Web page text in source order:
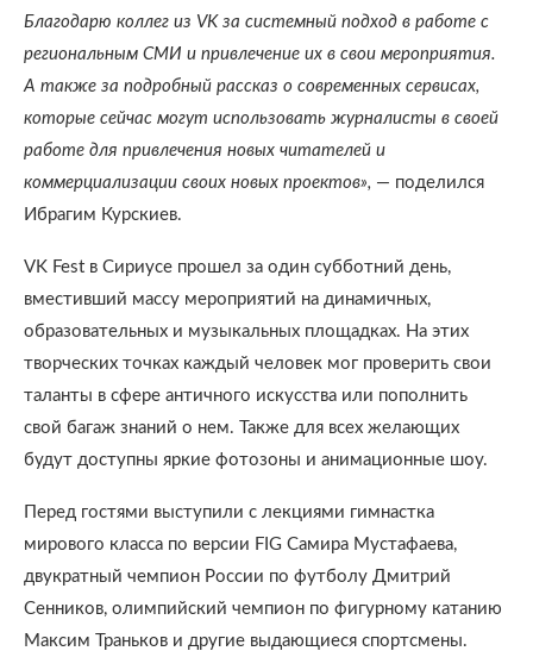
Благодарю коллег из VK за системный подход в работе с
региональным СМИ и привлечение их в свои мероприятия.
А также за подробный рассказ о современных сервисах,
которые сейчас могут использовать журналисты в своей
работе для привлечения новых читателей и
коммерциализации своих новых проектов», — поделился
Ибрагим Курскиев.
VK Fest в Сириусе прошел за один субботний день,
вместивший массу мероприятий на динамичных,
образовательных и музыкальных площадках. На этих
творческих точках каждый человек мог проверить свои
таланты в сфере античного искусства или пополнить
свой багаж знаний о нем. Также для всех желающих
будут доступны яркие фотозоны и анимационные шоу.
Перед гостями выступили с лекциями гимнастка
мирового класса по версии FIG Самира Мустафаева,
двукратный чемпион России по футболу Дмитрий
Сенников, олимпийский чемпион по фигурному катанию
Максим Траньков и другие выдающиеся спортсмены.